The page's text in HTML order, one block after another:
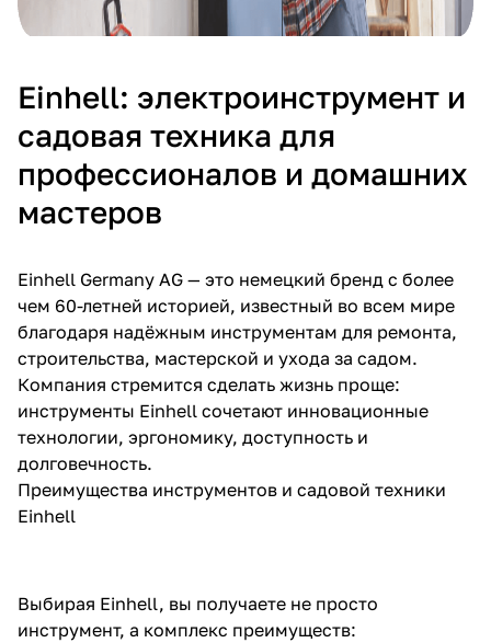
Einhell: электроинструмент и
садовая техника для
профессионалов и домашних
мастеров
Einhell Germany AG — это немецкий бренд с более
чем 60-летней историей, известный во всем мире
благодаря надёжным инструментам для ремонта,
строительства, мастерской и ухода за садом.
Компания стремится сделать жизнь проще:
инструменты Einhell сочетают инновационные
технологии, эргономику, доступность и
долговечность.
Преимущества инструментов и садовой техники
Einhell
Выбирая Einhell, вы получаете не просто
инструмент, а комплекс преимуществ: